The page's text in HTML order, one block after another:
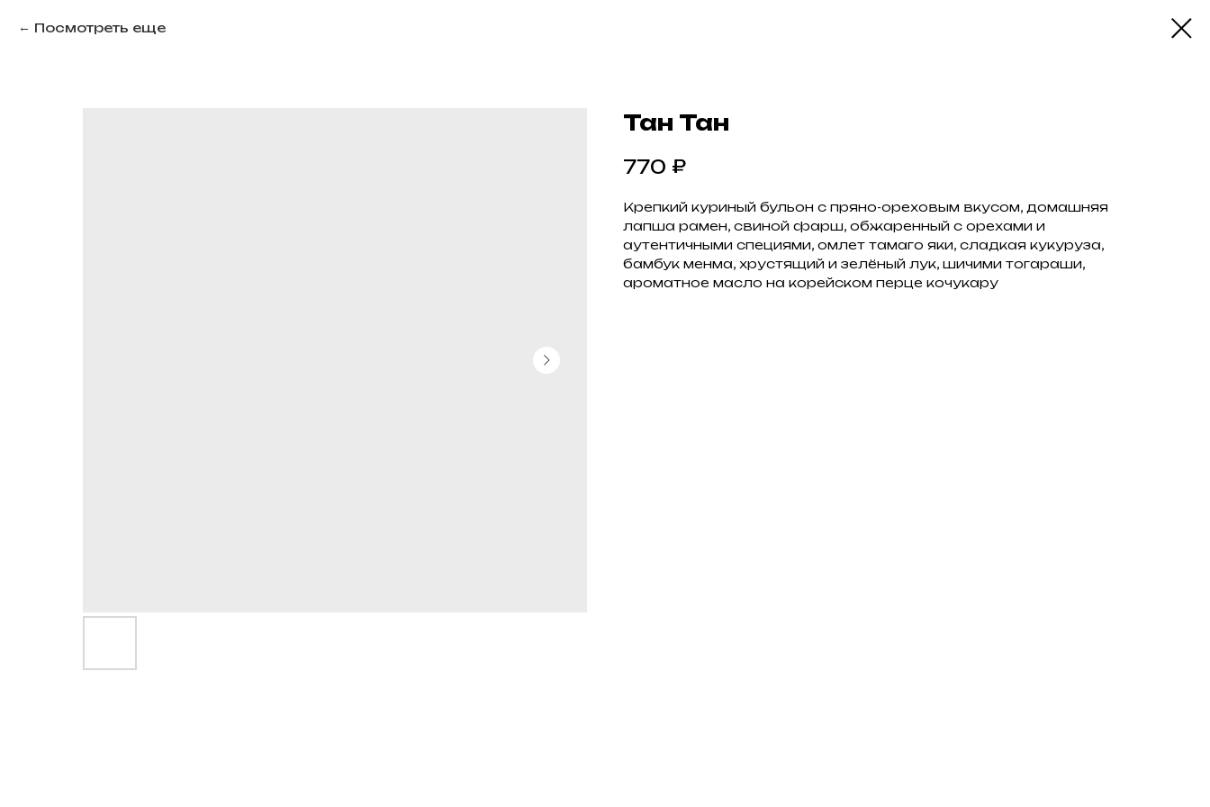
Посмотреть еще
Тан Тан
770 ₽
Крепкий куриный бульон с пряно-ореховым вкусом, домашняя
лапша рамен, свиной фарш, обжаренный с орехами и
аутентичными специями, омлет тамаго яки, сладкая кукуруза,
бамбук менма, хрустящий и зелёный лук, шичими тогараши,
ароматное масло на корейском перце кочукару